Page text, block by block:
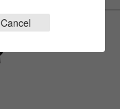
Cancel